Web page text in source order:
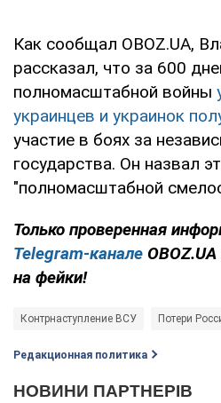
Как сообщал OBOZ.UA,
рассказал, что за 600
полномасштабной войны
украинцев и украинок
участие в боях за
государства. Он назвал
"полномасштабной
Только проверенная
Telegram-канале
на фейки!
Контрнаступление ВСУ Потери
Редакционная политика